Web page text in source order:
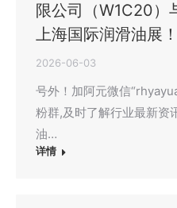
限公司（W1C20）
上海国际润滑油展！
2026-06-03
号外！加阿元微信
粉群,及时了解行业最新资
油…
详情